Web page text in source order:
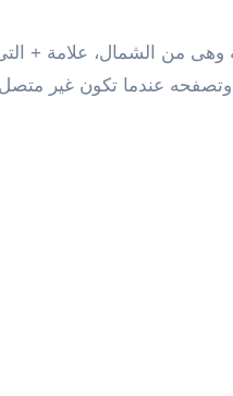
من الشمال، علامة +
عندما تكون غير متصل